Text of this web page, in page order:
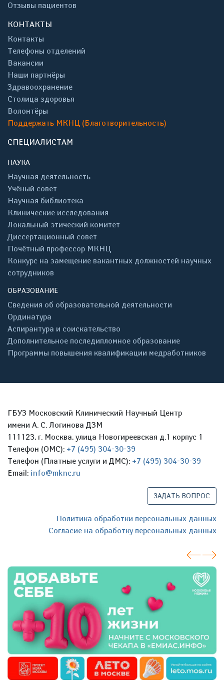
Отзывы пациентов
КОНТАКТЫ
Контакты
Телефоны отделений
Вакансии
Наши партнёры
Здравоохранение
Столица здоровья
Волонтёры
Поддержать МКНЦ (Благотворительность)
СПЕЦИАЛИСТАМ
НАУКА
Научная деятельность
Учёный совет
Научная библиотека
Клинические исследования
Локальный этический комитет
Диссертационный совет
Почётный профессор МКНЦ
Конкурс на замещение вакантных должностей научных
сотрудников
ОБРАЗОВАНИЕ
Сведения об образовательной деятельности
Ординатура
Аспирантура и соискательство
Дополнительное последипломное образование
Программы повышения квалификации медработников
ГБУЗ Московский Клинический Научный Центр
имени А. С. Логинова ДЗМ
111123, г. Москва, улица Новогиреевская д.1 корпус 1
Телефон (ОМС): +7 (495) 304-30-39
Телефон (Платные услуги и ДМС): +7 (495) 304-30-39
Email: info@mknc.ru
ЗАДАТЬ ВОПРОС
Политика обработки персональных данных
Согласие на обработку персональных данных